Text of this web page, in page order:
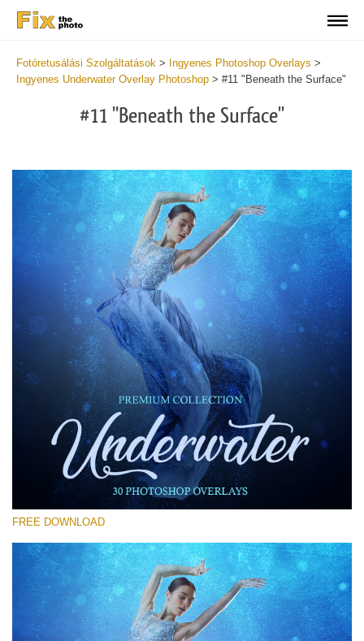
Fotóretusálási Szolgáltatások > Ingyenes Photoshop Overlays >
Ingyenes Underwater Overlay Photoshop > #11 "Beneath the Surface"
#11 "Beneath the Surface"
Kérlek, válassz
Free Photoshop Overlay #11
Small 800*533px
Underwater Overlays
(30 Overlays)
Sky Boundless
(347 Overlays)
Large 6000*4000px
FREE DOWNLOAD